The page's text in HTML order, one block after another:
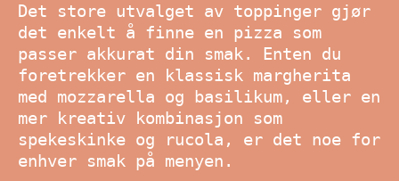
Det store utvalget av toppinger gjør
det enkelt å finne en pizza som
passer akkurat din smak. Enten du
foretrekker en klassisk margherita
med mozzarella og basilikum, eller en
mer kreativ kombinasjon som
spekeskinke og rucola, er det noe for
enhver smak på menyen.